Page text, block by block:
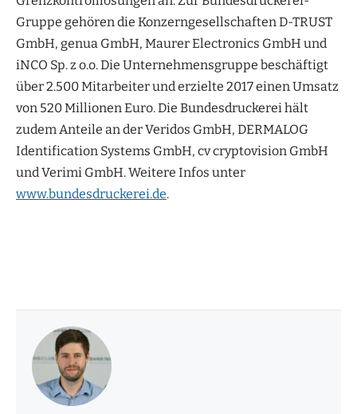
Gruppe gehören die Konzerngesellschaften D-TRUST
GmbH, genua GmbH, Maurer Electronics GmbH und
iNCO Sp. z o.o. Die Unternehmensgruppe beschäftigt
über 2.500 Mitarbeiter und erzielte 2017 einen Umsatz
von 520 Millionen Euro. Die Bundesdruckerei hält
zudem Anteile an der Veridos GmbH, DERMALOG
Identification Systems GmbH, cv cryptovision GmbH
und Verimi GmbH. Weitere Infos unter
www.bundesdruckerei.de.